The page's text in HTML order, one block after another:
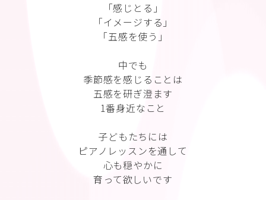
「感じとる」
「イメージする」
「五感を使う」
中でも
季節感を感じることは
五感を研ぎ澄ます
1番身近なこと
子どもたちには
ピアノレッスンを通して
心も穏やかに
育って欲しいです